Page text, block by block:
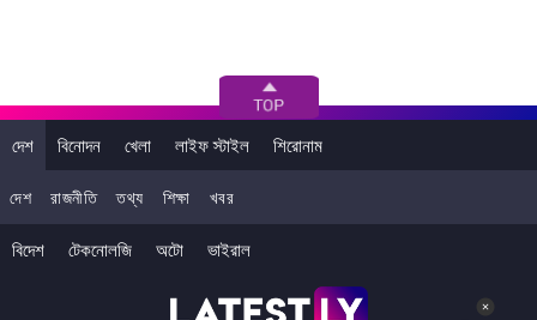
দেশ বিনোদন খেলা লাইফ স্টাইল শিরোনাম
দেশ রাজনীতি তথ্য শিক্ষা খবর
বিদেশ টেকনোলজি অটো ভাইরাল